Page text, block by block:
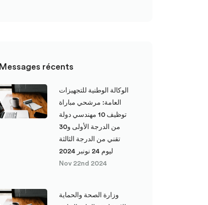
Messages récents
الوكالة الوطنية للتجهيزات
العامة: مرشحي مباراة
توظيف 10 مهندسي دولة
من الدرجة الأولى و30
تقني من الدرجة الثالثة
ليوم 24 نونبر 2024
Nov 22nd 2024
وزارة الصحة والحماية